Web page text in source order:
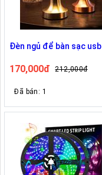
Đèn ngủ để bàn sạc usb
170,000đ 212,000đ
Đã bán: 1